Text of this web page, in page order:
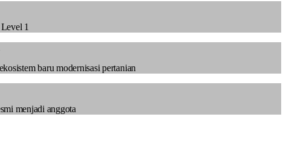
1
baru modernisasi pertanian
menjadi anggota